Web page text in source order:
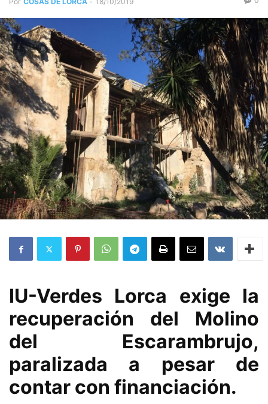
IU-Verdes Lorca exige la
recuperación del Molino
del Escarambrujo,
paralizada a pesar de
contar con financiación.